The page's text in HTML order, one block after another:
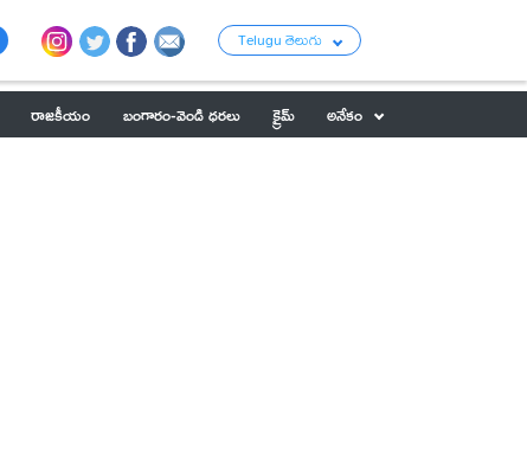
Telugu తెలుగు
రాజకీయం బంగారం-వెండి ధరలు క్రైమ్
అనేకం